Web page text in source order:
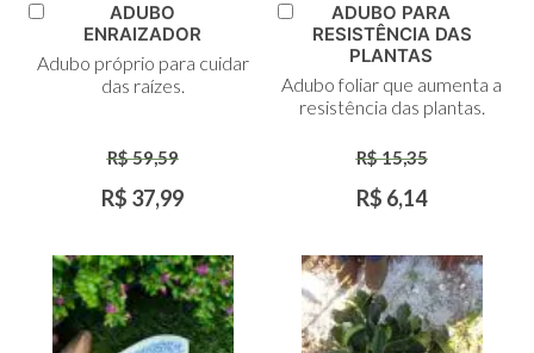
Adicionar
Carrinho
ADUBO
ENRAIZADOR
Adubo próprio para cuidar
das raízes.
R$ 59,59
R$ 37,99
Adicionar
ADUBO PARA
RESISTÊNCIA DAS
PLANTAS
Adubo foliar que aumenta a
resistência das plantas.
R$ 15,35
R$ 6,14